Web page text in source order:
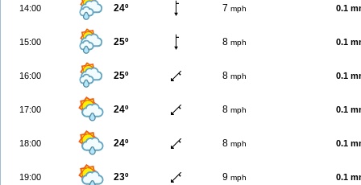
14:00 24º 7 mph 0.1
15:00 25º 8 mph 0.1
16:00 25º 8 mph 0.1
17:00 24º 8 mph 0.1
18:00 24º 8 mph 0.1
19:00 23º 9 mph 0.1